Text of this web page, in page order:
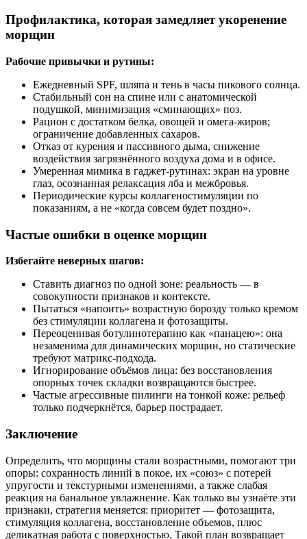
Профилактика, которая замедляет укоренение
морщин
Рабочие привычки и рутины:
Ежедневный SPF, шляпа и тень в часы пикового солнца.
Стабильный сон на спине или с анатомической
подушкой, минимизация «сминающих» поз.
Рацион с достатком белка, овощей и омега‑жиров;
ограничение добавленных сахаров.
Отказ от курения и пассивного дыма, снижение
воздействия загрязнённого воздуха дома и в офисе.
Умеренная мимика в гаджет‑рутинах: экран на уровне
глаз, осознанная релаксация лба и межбровья.
Периодические курсы коллагеностимуляции по
показаниям, а не «когда совсем будет поздно».
Частые ошибки в оценке морщин
Избегайте неверных шагов:
Ставить диагноз по одной зоне: реальность — в
совокупности признаков и контексте.
Пытаться «напоить» возрастную борозду только кремом
без стимуляции коллагена и фотозащиты.
Переоценивая ботулинотерапию как «панацею»: она
незаменима для динамических морщин, но статические
требуют матрикс‑подхода.
Игнорирование объёмов лица: без восстановления
опорных точек складки возвращаются быстрее.
Частые агрессивные пилинги на тонкой коже: рельеф
только подчеркнётся, барьер пострадает.
Заключение
Определить, что морщины стали возрастными, помогают три
опоры: сохранность линий в покое, их «союз» с потерей
упругости и текстурными изменениями, а также слабая
реакция на банальное увлажнение. Как только вы узнаёте эти
признаки, стратегия меняется: приоритет — фотозащита,
стимуляция коллагена, восстановление объемов, плюс
деликатная работа с поверхностью. Такой план возвращает